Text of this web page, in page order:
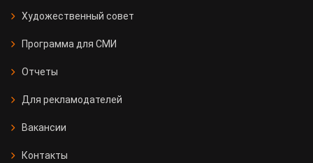
Художественный совет
Программа для СМИ
Отчеты
Для рекламодателей
Вакансии
Контакты